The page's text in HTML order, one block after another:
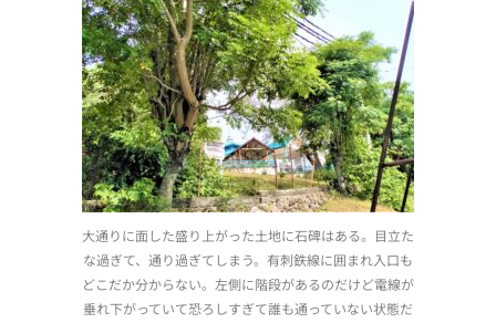
大通りに面した盛り上がった土地に石碑はある。目立た
な過ぎて、通り過ぎてしまう。有刺鉄線に囲まれ入口も
どこだか分からない。左側に階段があるのだけど電線が
垂れ下がっていて恐ろしすぎて誰も通っていない状態だ